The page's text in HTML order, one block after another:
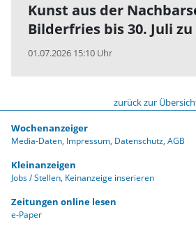
Kunst aus der
Bilderfries bis 30. Juli zu
01.07.2026 15:10 Uhr
zurück zur
Wochenanzeiger
Media-Daten Impressum Datenschutz AGB
Kleinanzeigen
Jobs / Stellen Keinanzeige inserieren
Zeitungen online lesen
e-Paper